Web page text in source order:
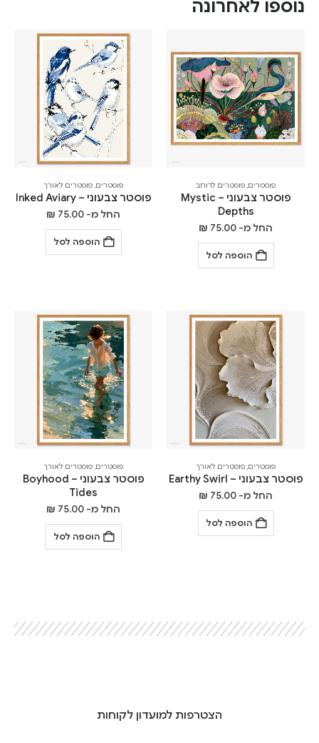
נוספו לאחרונה
פוסטרים,פוסטרים לרוחב
פוסטר צבעוני – Mystic
Depths
החל מ- ₪ 75.00
הוספה לסל
פוסטרים,פוסטרים לאורך
פוסטר צבעוני – Inked Aviary
החל מ- ₪ 75.00
הוספה לסל
פוסטרים,פוסטרים לאורך
פוסטר צבעוני – Earthy Swirl
החל מ- ₪ 75.00
הוספה לסל
פוסטרים,פוסטרים לאורך
פוסטר צבעוני – Boyhood
Tides
החל מ- ₪ 75.00
הוספה לסל
הצטרפות למועדון לקוחות